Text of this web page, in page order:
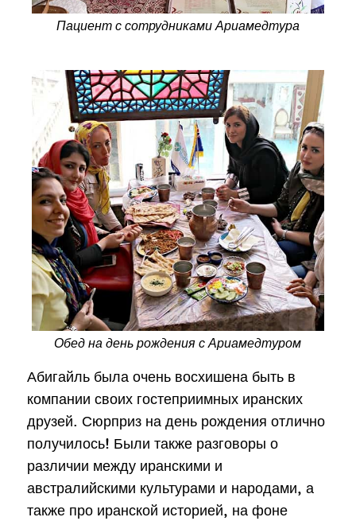
Пациент с сотрудниками Ариамедтура
Обед на день рождения с Ариамедтуром
Абигайль была очень восхишена быть в
компании своих гостеприимных иранских
друзей. Сюрприз на день рождения отлично
получилось! Были также разговоры о
различии между иранскими и
австралийскими культурами и народами, а
также про иранской историей, на фоне